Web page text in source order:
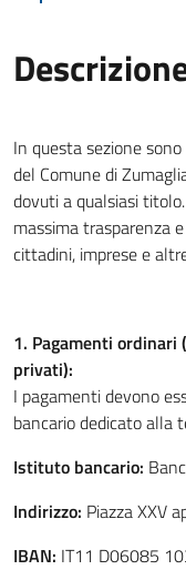
In questa sezione
del Comune di
dovuti a qualsiasi
massima trasparenza
cittadini, imprese e
1. Pagamenti
privati):
I pagamenti devono
bancario dedicato alla
Istituto bancario:
Indirizzo: Piazza XXV
IBAN: IT11 D06085